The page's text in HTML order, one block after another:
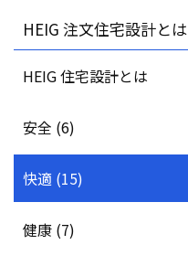
HEIG 注文住宅設計とは
HEIG 住宅設計とは
安全 (6)
快適 (15)
健康 (7)